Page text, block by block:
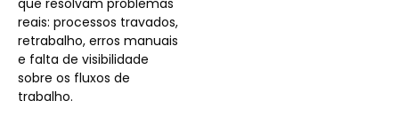
que resolvam problemas
reais: processos travados,
retrabalho, erros manuais
e falta de visibilidade
sobre os fluxos de
trabalho.